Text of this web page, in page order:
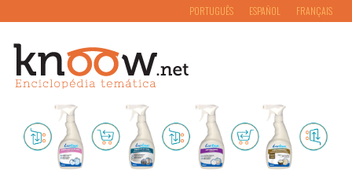
PORTUGUÊS ESPAÑOL FRANÇAIS